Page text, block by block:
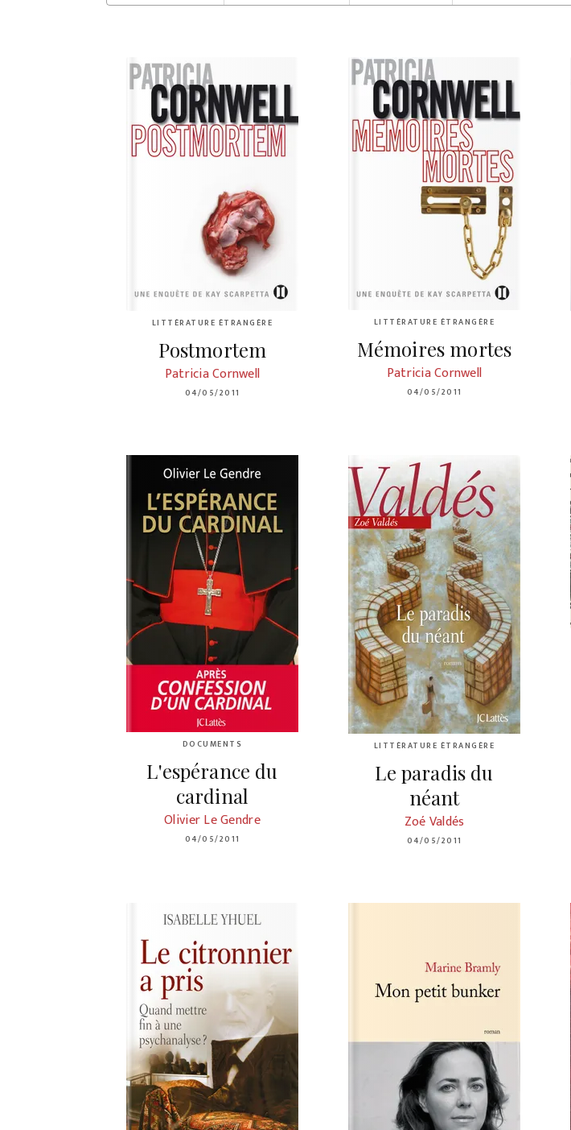
LITTÉRATURE ÉTRANGÈRE
Postmortem
Patricia Cornwell
04/05/2011
LITTÉRATURE ÉTRANGÈRE
Mémoires mortes
Patricia Cornwell
04/05/2011
DOCUMENTS
L'espérance du
cardinal
Olivier Le Gendre
04/05/2011
LITTÉRATURE ÉTRANGÈRE
Le paradis du
néant
Zoé Valdés
04/05/2011